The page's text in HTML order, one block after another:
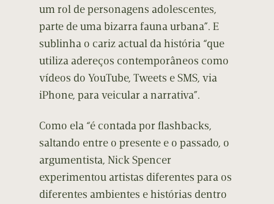
um rol de personagens adolescentes,
parte de uma bizarra fauna urbana”. E
sublinha o cariz actual da história “que
utiliza adereços contemporâneos como
vídeos do YouTube, Tweets e SMS, via
iPhone, para veicular a narrativa”.
Como ela “é contada por flashbacks,
saltando entre o presente e o passado, o
argumentista, Nick Spencer
experimentou artistas diferentes para os
diferentes ambientes e histórias dentro